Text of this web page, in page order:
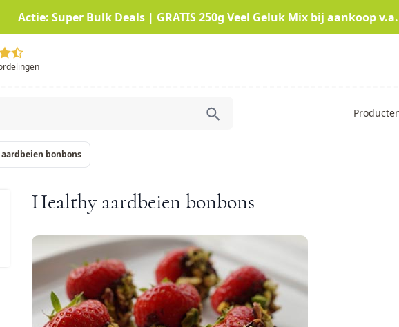
Actie: Super Bulk Deals | GRATIS 250g Veel Geluk Mix bij aankoop
bonbons
Healthy aardbeien bonbons